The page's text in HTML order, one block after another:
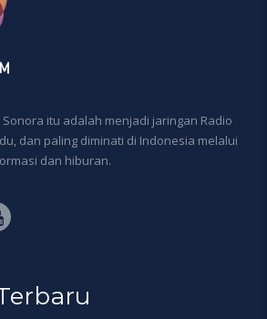
itu adalah menjadi jaringan Radio
dan paling diminati di Indonesia melalui
dan hiburan.